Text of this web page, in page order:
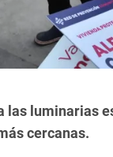
las luminarias
cercanas.